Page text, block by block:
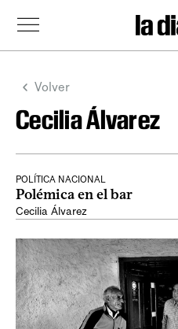
Volver
Cecilia Álvarez
POLÍTICA NACIONAL
Polémica en el bar
Cecilia Álvarez